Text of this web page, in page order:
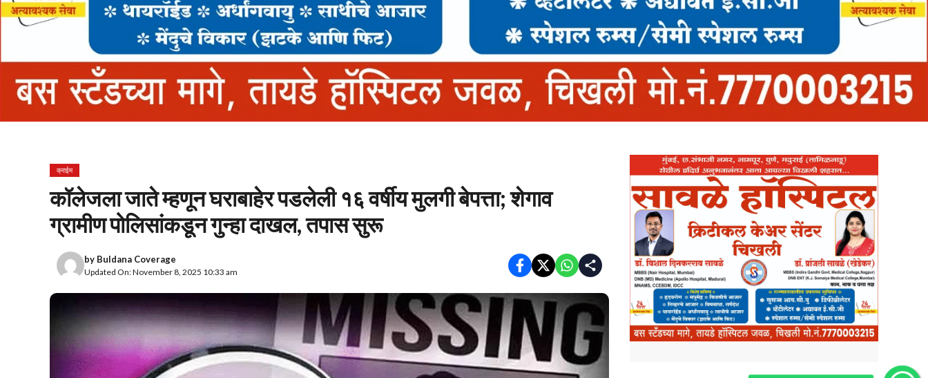
क्राईम
कॉलेजला जाते म्हणून घराबाहेर पडलेली १६ वर्षीय मुलगी बेपत्ता; शेगाव
ग्रामीण पोलिसांकडून गुन्हा दाखल, तपास सुरू
by Buldana Coverage
Updated On: November 8, 2025 10:33 am